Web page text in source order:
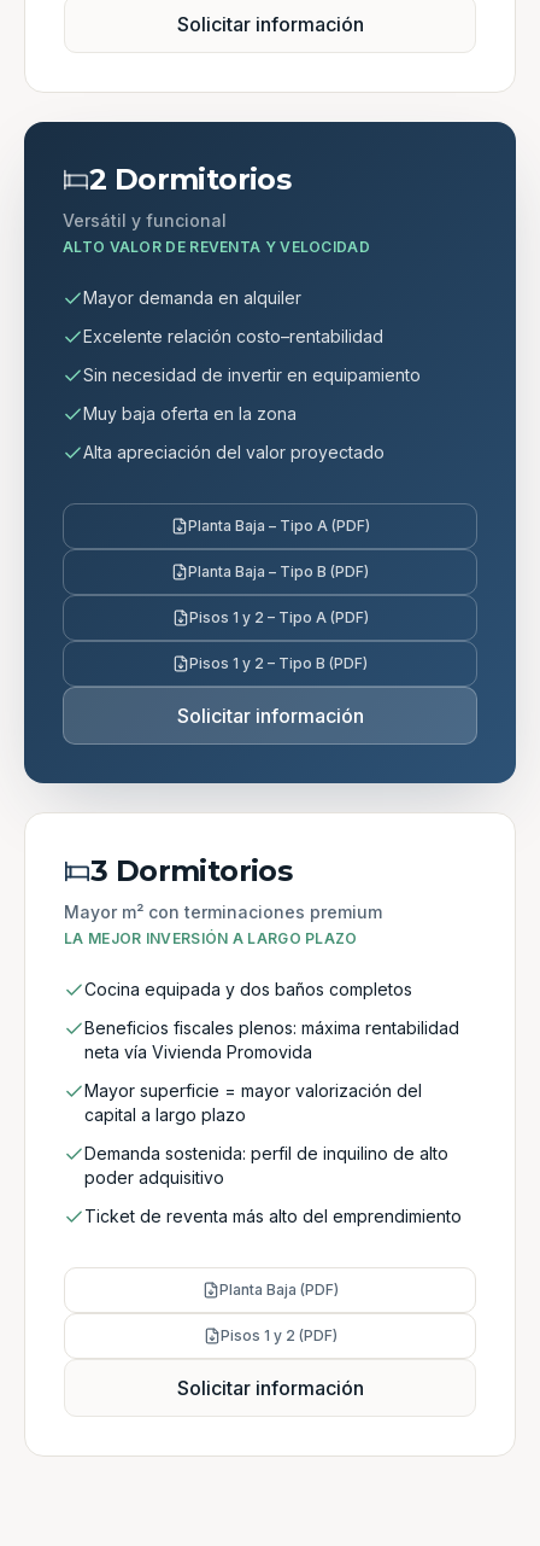
Solicitar información
2 Dormitorios
Versátil y funcional
ALTO VALOR DE REVENTA Y VELOCIDAD
Mayor demanda en alquiler
Excelente relación costo–rentabilidad
Sin necesidad de invertir en equipamiento
Muy baja oferta en la zona
Alta apreciación del valor proyectado
Planta Baja – Tipo A (PDF)
Planta Baja – Tipo B (PDF)
Pisos 1 y 2 – Tipo A (PDF)
Pisos 1 y 2 – Tipo B (PDF)
Solicitar información
3 Dormitorios
Mayor m² con terminaciones premium
LA MEJOR INVERSIÓN A LARGO PLAZO
Cocina equipada y dos baños completos
Beneficios fiscales plenos: máxima rentabilidad
neta vía Vivienda Promovida
Mayor superficie = mayor valorización del
capital a largo plazo
Demanda sostenida: perfil de inquilino de alto
poder adquisitivo
Ticket de reventa más alto del emprendimiento
Planta Baja (PDF)
Pisos 1 y 2 (PDF)
Solicitar información